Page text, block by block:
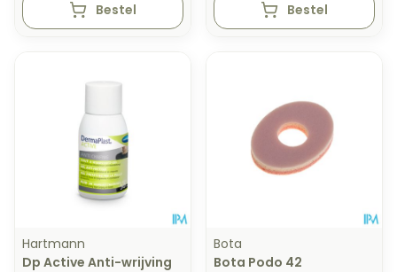
Bestel Bestel
Hartmann
Dp Active Anti-wrijving
Bota
Bota Podo 42